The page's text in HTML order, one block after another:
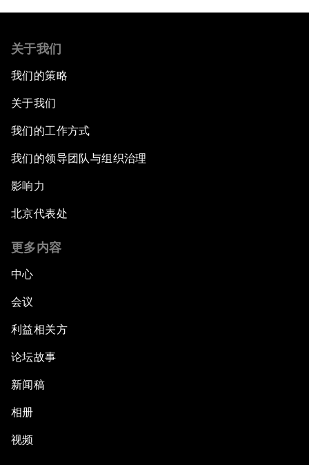
关于我们
我们的策略
关于我们
我们的工作方式
我们的领导团队与组织治理
影响力
北京代表处
更多内容
中心
会议
利益相关方
论坛故事
新闻稿
相册
视频